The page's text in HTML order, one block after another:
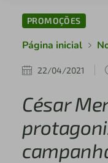
PROMOÇÕES
Página inicial
22/04/2021
César